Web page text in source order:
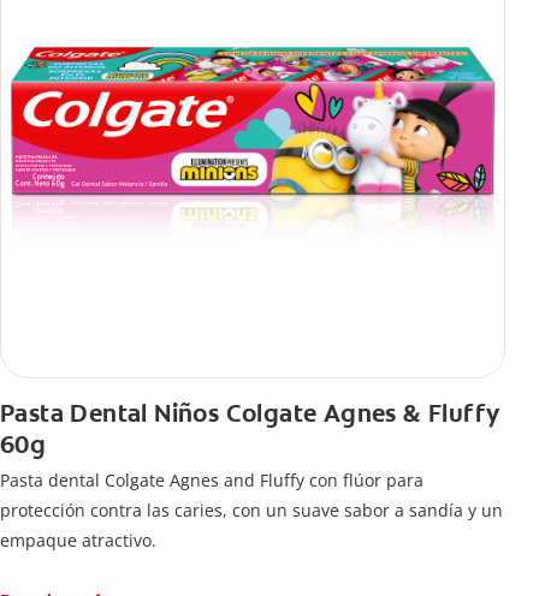
Pasta Dental Niños Colgate Agnes & Fluffy
60g
Pasta dental Colgate Agnes and Fluffy con flúor para
protección contra las caries, con un suave sabor a sandía y un
empaque atractivo.